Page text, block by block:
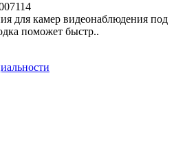
для камер видеонаблюдения под
поможет быстр..